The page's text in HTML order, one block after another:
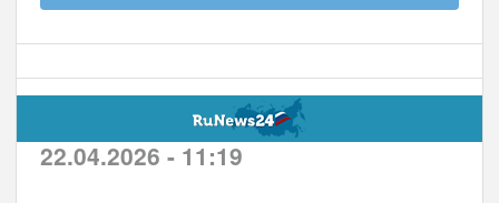
22.04.2026 - 11:19